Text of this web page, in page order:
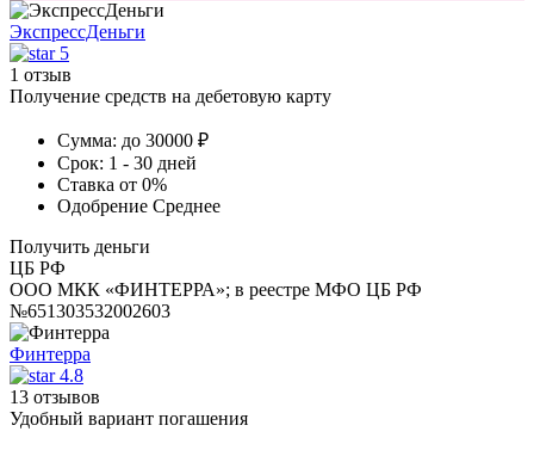
ЭкспрессДеньги
5
1 отзыв
Получение средств на дебетовую карту
Сумма: до 30000 ₽
Срок: 1 - 30 дней
Ставка от 0%
Одобрение Среднее
Получить деньги
ЦБ РФ
ООО МКК «ФИНТЕРРА»; в реестре МФО ЦБ РФ
№651303532002603
Финтерра
4.8
13 отзывов
Удобный вариант погашения